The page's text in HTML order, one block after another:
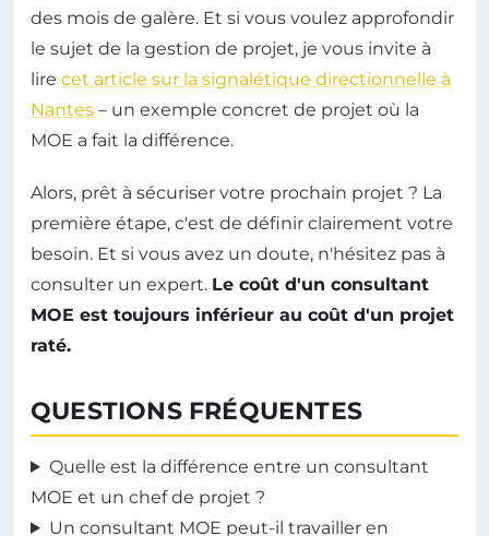
des mois de galère. Et si vous voulez approfondir
le sujet de la gestion de projet, je vous invite à
lire cet article sur la signalétique directionnelle à
Nantes – un exemple concret de projet où la
MOE a fait la différence.
Alors, prêt à sécuriser votre prochain projet ? La
première étape, c'est de définir clairement votre
besoin. Et si vous avez un doute, n'hésitez pas à
consulter un expert. Le coût d'un consultant
MOE est toujours inférieur au coût d'un projet
raté.
QUESTIONS FRÉQUENTES
Quelle est la différence entre un consultant
MOE et un chef de projet ?
Un consultant MOE peut-il travailler en